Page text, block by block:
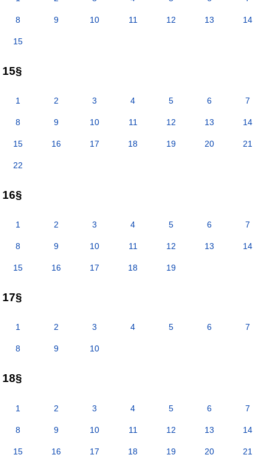
8 9 10 11 12 13 14
15
15§
1 2 3 4 5 6 7
8 9 10 11 12 13 14
15 16 17 18 19 20 21
22
16§
1 2 3 4 5 6 7
8 9 10 11 12 13 14
15 16 17 18 19
17§
1 2 3 4 5 6 7
8 9 10
18§
1 2 3 4 5 6 7
8 9 10 11 12 13 14
15 16 17 18 19 20 21